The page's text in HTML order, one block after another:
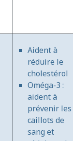
Aident à
réduire le
cholestérol
Oméga-3 :
aident à
prévenir les
caillots de
sang et